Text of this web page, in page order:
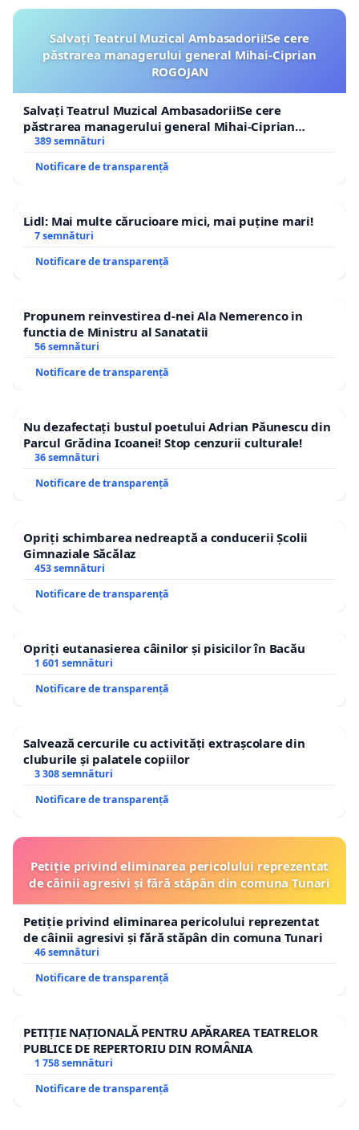
Salvați Teatrul Muzical Ambasadorii!Se cere
păstrarea managerului general Mihai-Ciprian
ROGOJAN
Salvați Teatrul Muzical Ambasadorii!Se cere
păstrarea managerului general Mihai-Ciprian
ROGOJAN
389 semnături
Notificare de transparență
Lidl: Mai multe cărucioare mici, mai puține mari!
7 semnături
Notificare de transparență
Propunem reinvestirea d-nei Ala Nemerenco in
functia de Ministru al Sanatatii
56 semnături
Notificare de transparență
Nu dezafectați bustul poetului Adrian Păunescu din
Parcul Grădina Icoanei! Stop cenzurii culturale!
36 semnături
Notificare de transparență
Opriți schimbarea nedreaptă a conducerii Școlii
Gimnaziale Săcălaz
453 semnături
Notificare de transparență
Opriți eutanasierea câinilor și pisicilor în Bacău
1 601 semnături
Notificare de transparență
Salvează cercurile cu activități extrașcolare din
cluburile și palatele copiilor
3 308 semnături
Notificare de transparență
Petiție privind eliminarea pericolului reprezentat
de câinii agresivi și fără stăpân din comuna Tunari
Petiție privind eliminarea pericolului reprezentat
de câinii agresivi și fără stăpân din comuna Tunari
46 semnături
Notificare de transparență
PETIȚIE NAȚIONALĂ PENTRU APĂRAREA TEATRELOR
PUBLICE DE REPERTORIU DIN ROMÂNIA
1 758 semnături
Notificare de transparență